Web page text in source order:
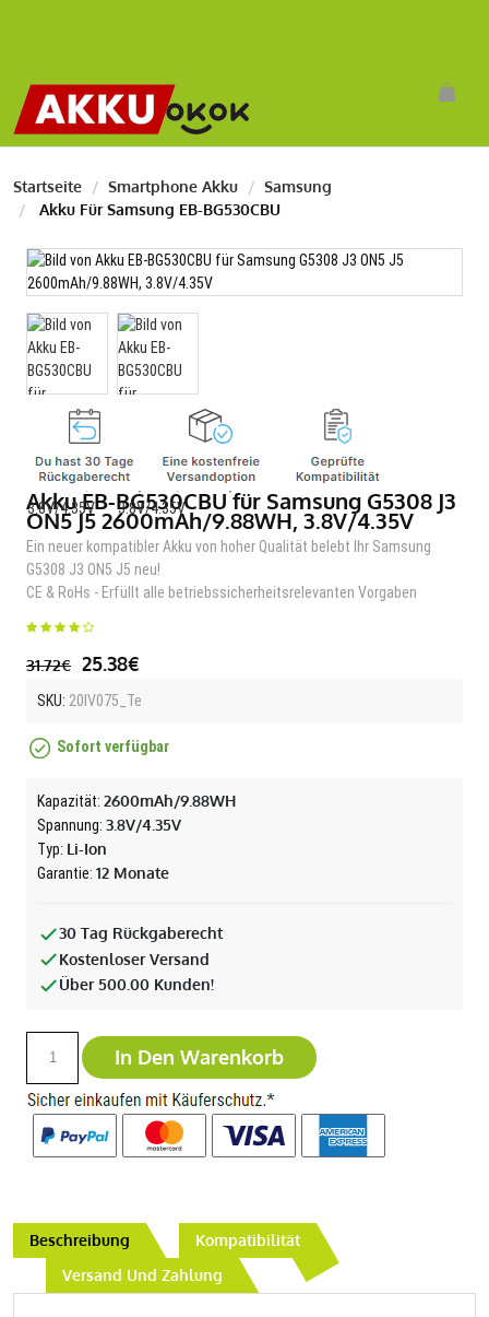
Startseite Smartphone Akku
Samsung
Akku Für Samsung EB-BG530CBU
Akku EB-BG530CBU für Samsung G5308 J3
ON5 J5 2600mAh/9.88WH, 3.8V/4.35V
Ein neuer kompatibler Akku von hoher Qualität belebt Ihr Samsung
G5308 J3 ON5 J5 neu!
CE & RoHs - Erfüllt alle betriebssicherheitsrelevanten Vorgaben
31.72€ 25.38€
SKU: 20IV075_Te
Sofort verfügbar
Kapazität: 2600mAh/9.88WH
Spannung: 3.8V/4.35V
Typ: Li-Ion
Garantie: 12 Monate
30 Tag Rückgaberecht
Kostenloser Versand
Über 500.00 Kunden!
In Den Warenkorb
Beschreibung
Kompatibilität
Versand Und Zahlung